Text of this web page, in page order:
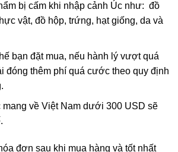
bị cấm khi nhập cảnh Úc như: đồ
vật, đồ hộp, trứng, hạt giống, da và
bạn đặt mua, nếu hành lý vượt quá
đóng thêm phí quá cước theo quy định
mang về Việt Nam dưới 300 USD sẽ
đơn sau khi mua hàng và tốt nhất